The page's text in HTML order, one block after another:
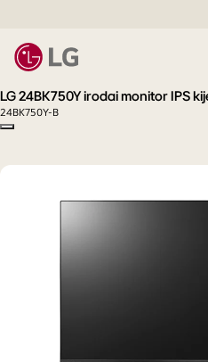
LG 24BK750Y irodai monitor IPS
24BK750Y-B
Copy model name